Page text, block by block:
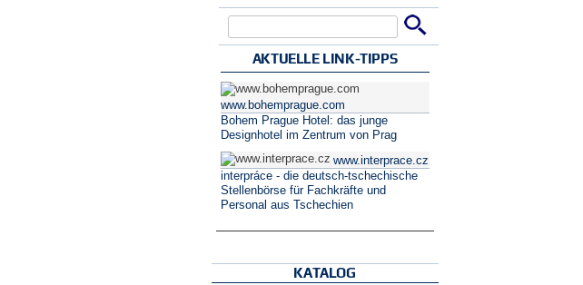
AKTUELLE LINK-TIPPS
www.bohemprague.com
Bohem Prague Hotel: das junge
Designhotel im Zentrum von Prag
www.interprace.cz
interpráce - die deutsch-tschechische
Stellenbörse für Fachkräfte und
Personal aus Tschechien
KATALOG